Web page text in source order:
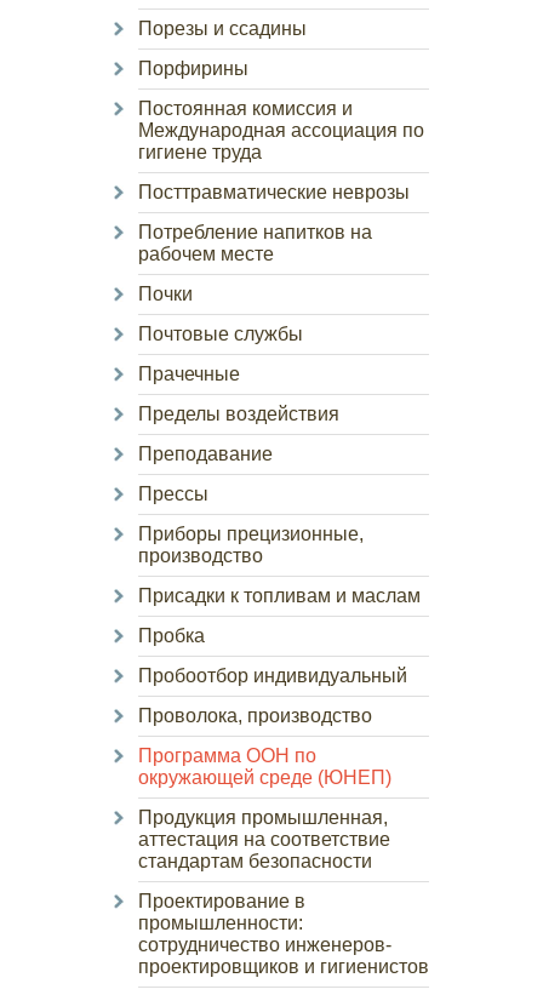
Порезы и ссадины
Порфирины
Постоянная комиссия и
Международная ассоциация по
гигиене труда
Посттравматические неврозы
Потребление напитков на
рабочем месте
Почки
Почтовые службы
Прачечные
Пределы воздействия
Преподавание
Прессы
Приборы прецизионные,
производство
Присадки к топливам и маслам
Пробка
Пробоотбор индивидуальный
Проволока, производство
Программа ООН по
окружающей среде (ЮНЕП)
Продукция промышленная,
аттестация на соответствие
стандартам безопасности
Проектирование в
промышленности:
сотрудничество инженеров-
проектировщиков и гигиенистов